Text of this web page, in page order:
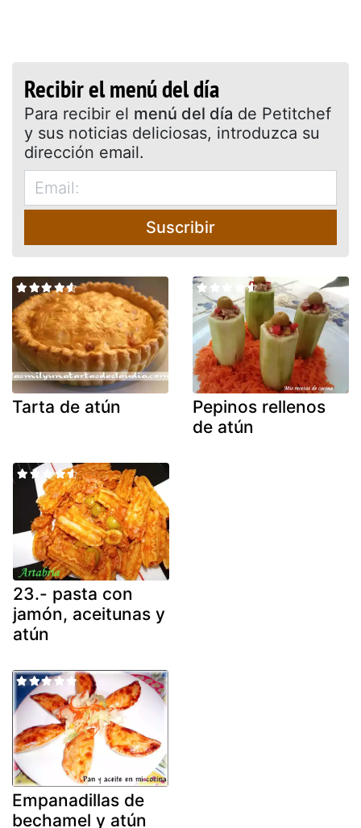
Recibir el menú del día
Para recibir el menú del día de Petitchef
y sus noticias deliciosas, introduzca su
dirección email.
Suscribir
Tarta de atún
Pepinos rellenos
de atún
23.- pasta con
jamón, aceitunas y
atún
Empanadillas de
bechamel y atún